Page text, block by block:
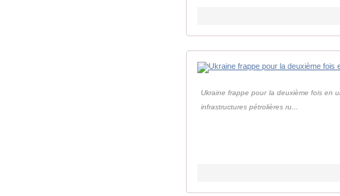
Ukraine frappe pour la deuxième fois en
infrastructures pétrolières ru...